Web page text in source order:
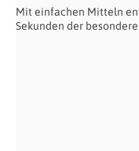
Mit einfachen Mitteln
Sekunden der